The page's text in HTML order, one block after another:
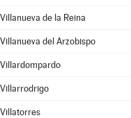
Villanueva de la Reina
Villanueva del Arzobispo
Villardompardo
Villarrodrigo
Villatorres